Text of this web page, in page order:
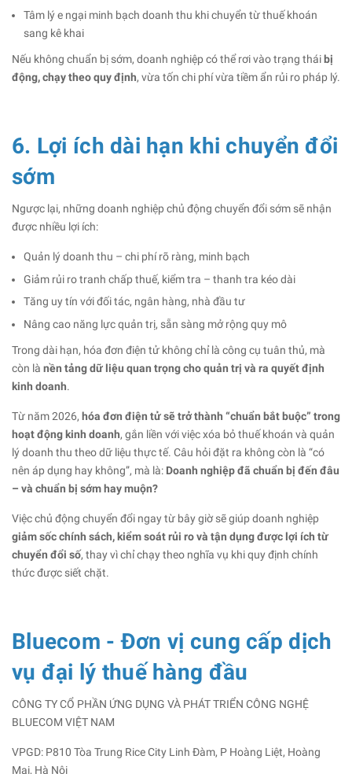
Tâm lý e ngại minh bạch doanh thu khi chuyển từ thuế khoán
sang kê khai
Nếu không chuẩn bị sớm, doanh nghiệp có thể rơi vào trạng thái bị
động, chạy theo quy định, vừa tốn chi phí vừa tiềm ẩn rủi ro pháp lý.
6. Lợi ích dài hạn khi chuyển đổi
sớm
Ngược lại, những doanh nghiệp chủ động chuyển đổi sớm sẽ nhận
được nhiều lợi ích:
Quản lý doanh thu – chi phí rõ ràng, minh bạch
Giảm rủi ro tranh chấp thuế, kiểm tra – thanh tra kéo dài
Tăng uy tín với đối tác, ngân hàng, nhà đầu tư
Nâng cao năng lực quản trị, sẵn sàng mở rộng quy mô
Trong dài hạn, hóa đơn điện tử không chỉ là công cụ tuân thủ, mà
còn là nền tảng dữ liệu quan trọng cho quản trị và ra quyết định
kinh doanh.
Từ năm 2026, hóa đơn điện tử sẽ trở thành “chuẩn bắt buộc” trong
hoạt động kinh doanh, gắn liền với việc xóa bỏ thuế khoán và quản
lý doanh thu theo dữ liệu thực tế. Câu hỏi đặt ra không còn là “có
nên áp dụng hay không”, mà là: Doanh nghiệp đã chuẩn bị đến đâu
– và chuẩn bị sớm hay muộn?
Việc chủ động chuyển đổi ngay từ bây giờ sẽ giúp doanh nghiệp
giảm sốc chính sách, kiểm soát rủi ro và tận dụng được lợi ích từ
chuyển đổi số, thay vì chỉ chạy theo nghĩa vụ khi quy định chính
thức được siết chặt.
Bluecom - Đơn vị cung cấp dịch
vụ đại lý thuế hàng đầu
CÔNG TY CỔ PHẦN ỨNG DỤNG VÀ PHÁT TRIỂN CÔNG NGHỆ
BLUECOM VIỆT NAM
VPGD: P810 Tòa Trung Rice City Linh Đàm, P Hoàng Liệt, Hoàng
Mai, Hà Nội